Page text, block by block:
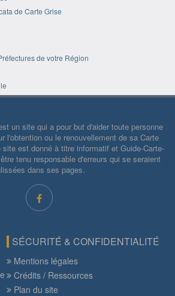
de Carte Grise
de votre Région
un site qui a pour but d'aider toute personne
l'obtention ou le renouvellement de sa Carte
est donné à titre informatif et Guide-Carte-
tenu responsable d'erreurs qui se seraient
dans ses pages.
SÉCURITÉ & CONFIDENTIALITÉ
Mentions légales
Crédits / Ressources
Plan du site